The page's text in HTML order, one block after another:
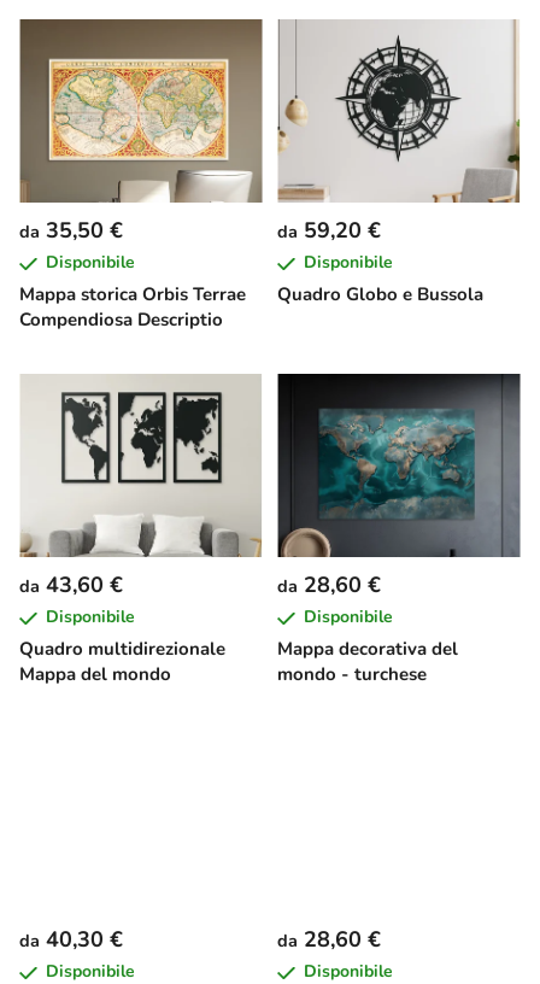
Mappa storica Orbis Terrae
Compendiosa Descriptio
da 35,50 €
Disponibile
Quadro Globo e Bussola
da 59,20 €
Disponibile
Quadro multidirezionale
Mappa del mondo
da 43,60 €
Disponibile
Mappa decorativa del
mondo - turchese
da 28,60 €
Disponibile
da 40,30 €
Disponibile
da 28,60 €
Disponibile